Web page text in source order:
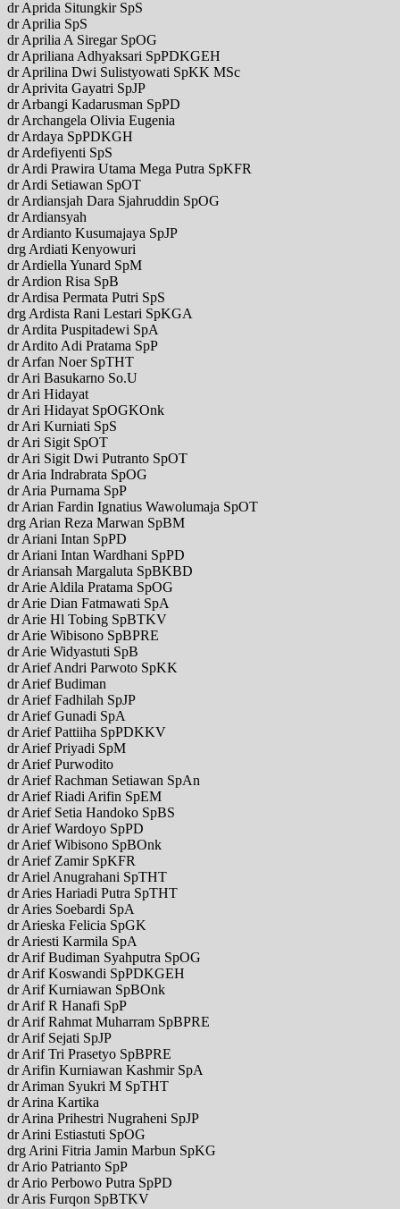
dr Aprida Situngkir SpS
dr Aprilia SpS
dr Aprilia A Siregar SpOG
dr Apriliana Adhyaksari SpPDKGEH
dr Aprilina Dwi Sulistyowati SpKK MSc
dr Aprivita Gayatri SpJP
dr Arbangi Kadarusman SpPD
dr Archangela Olivia Eugenia
dr Ardaya SpPDKGH
dr Ardefiyenti SpS
dr Ardi Prawira Utama Mega Putra SpKFR
dr Ardi Setiawan SpOT
dr Ardiansjah Dara Sjahruddin SpOG
dr Ardiansyah
dr Ardianto Kusumajaya SpJP
drg Ardiati Kenyowuri
dr Ardiella Yunard SpM
dr Ardion Risa SpB
dr Ardisa Permata Putri SpS
drg Ardista Rani Lestari SpKGA
dr Ardita Puspitadewi SpA
dr Ardito Adi Pratama SpP
dr Arfan Noer SpTHT
dr Ari Basukarno So.U
dr Ari Hidayat
dr Ari Hidayat SpOGKOnk
dr Ari Kurniati SpS
dr Ari Sigit SpOT
dr Ari Sigit Dwi Putranto SpOT
dr Aria Indrabrata SpOG
dr Aria Purnama SpP
dr Arian Fardin Ignatius Wawolumaja SpOT
drg Arian Reza Marwan SpBM
dr Ariani Intan SpPD
dr Ariani Intan Wardhani SpPD
dr Ariansah Margaluta SpBKBD
dr Arie Aldila Pratama SpOG
dr Arie Dian Fatmawati SpA
dr Arie Hl Tobing SpBTKV
dr Arie Wibisono SpBPRE
dr Arie Widyastuti SpB
dr Arief Andri Parwoto SpKK
dr Arief Budiman
dr Arief Fadhilah SpJP
dr Arief Gunadi SpA
dr Arief Pattiiha SpPDKKV
dr Arief Priyadi SpM
dr Arief Purwodito
dr Arief Rachman Setiawan SpAn
dr Arief Riadi Arifin SpEM
dr Arief Setia Handoko SpBS
dr Arief Wardoyo SpPD
dr Arief Wibisono SpBOnk
dr Arief Zamir SpKFR
dr Ariel Anugrahani SpTHT
dr Aries Hariadi Putra SpTHT
dr Aries Soebardi SpA
dr Arieska Felicia SpGK
dr Ariesti Karmila SpA
dr Arif Budiman Syahputra SpOG
dr Arif Koswandi SpPDKGEH
dr Arif Kurniawan SpBOnk
dr Arif R Hanafi SpP
dr Arif Rahmat Muharram SpBPRE
dr Arif Sejati SpJP
dr Arif Tri Prasetyo SpBPRE
dr Arifin Kurniawan Kashmir SpA
dr Ariman Syukri M SpTHT
dr Arina Kartika
dr Arina Prihestri Nugraheni SpJP
dr Arini Estiastuti SpOG
drg Arini Fitria Jamin Marbun SpKG
dr Ario Patrianto SpP
dr Ario Perbowo Putra SpPD
dr Aris Furqon SpBTKV